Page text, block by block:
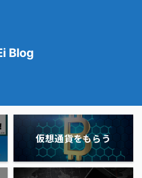
Blog
仮想通貨をもらう